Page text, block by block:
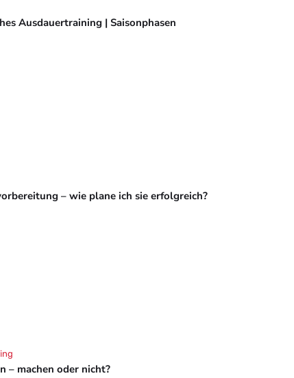
Ausdauertraining | Saisonphasen
– wie plane ich sie erfolgreich?
– machen oder nicht?